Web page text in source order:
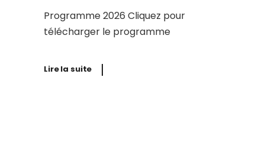
Programme 2026 Cliquez pour
télécharger le programme
Lire la suite